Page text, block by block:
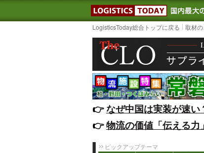
LogisticsToday総合トップに戻る 取材
👉️なぜ中国は実装が速
👉️物流の価値「伝える
ピックアップテーマ